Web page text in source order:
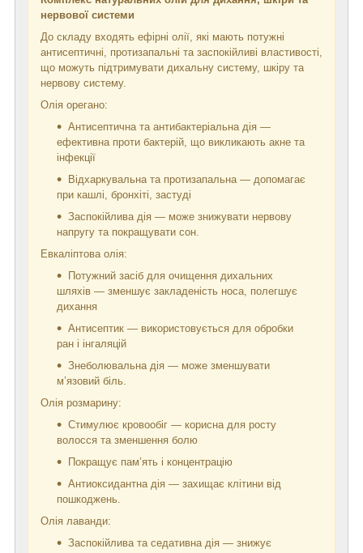
нервової системи
До складу входять ефірні олії, які мають потужні
антисептичні, протизапальні та заспокійливі властивості,
що можуть підтримувати дихальну систему, шкіру та
нервову систему.
Олія орегано:
Антисептична та антибактеріальна дія —
ефективна проти бактерій, що викликають акне та
інфекції
Відхаркувальна та протизапальна — допомагає
при кашлі, бронхіті, застуді
Заспокійлива дія — може знижувати нервову
напругу та покращувати сон.
Евкаліптова олія:
Потужний засіб для очищення дихальних
шляхів — зменшує закладеність носа, полегшує
дихання
Антисептик — використовується для обробки
ран і інгаляцій
Знеболювальна дія — може зменшувати
м’язовий біль.
Олія розмарину:
Стимулює кровообіг — корисна для росту
волосся та зменшення болю
Покращує пам’ять і концентрацію
Антиоксидантна дія — захищає клітини від
пошкоджень.
Олія лаванди:
Заспокійлива та седативна дія — знижує